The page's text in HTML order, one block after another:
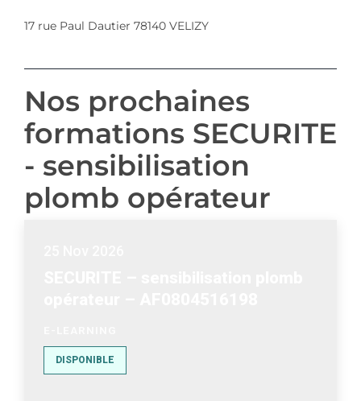
17 rue Paul Dautier 78140 VELIZY
Nos prochaines
formations SECURITE
- sensibilisation
plomb opérateur
DISPONIBLE